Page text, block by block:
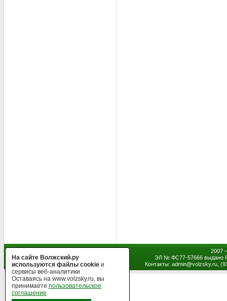
2007
ЭЛ № ФС77-57666 выдано
Контакты: admin@volzsky.ru,
На сайте Волжский.ру
используются файлы cookie и
сервисы веб-аналитики
Оставаясь на www.volzsky.ru, вы
принимаете пользовательское
соглашение